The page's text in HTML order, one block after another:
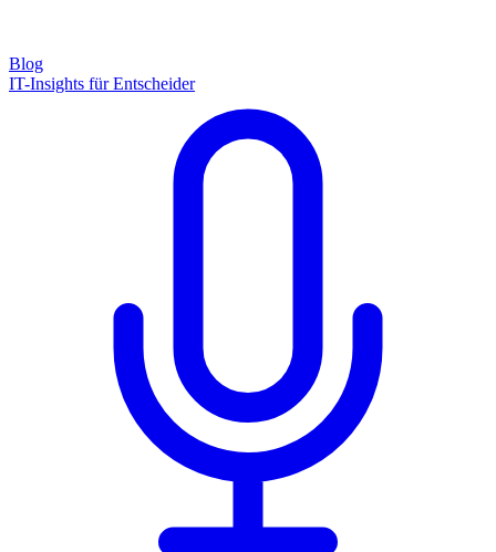
Blog
IT-Insights für Entscheider